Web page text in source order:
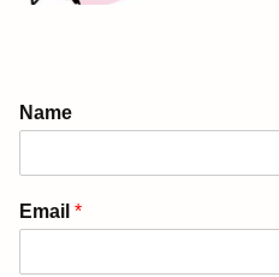
Name
Email *
ぴんね